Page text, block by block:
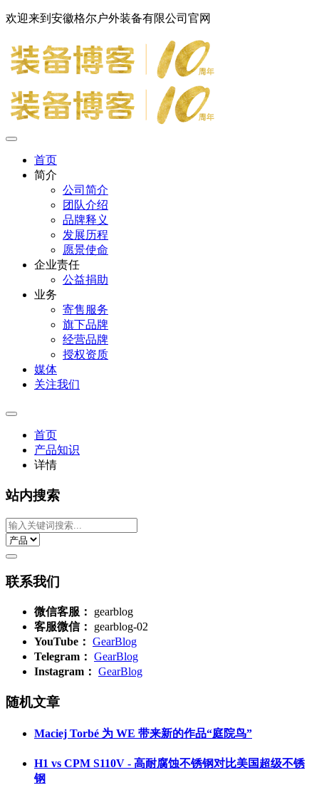
欢迎来到安徽格尔户外装备有限公司官网
首页
简介
公司简介
团队介绍
品牌释义
发展历程
愿景使命
企业责任
公益捐助
业务
寄售服务
旗下品牌
经营品牌
授权资质
媒体
关注我们
首页
产品知识
详情
站内搜索
联系我们
微信客服：
gearblog
客服微信：
gearblog-02
YouTube： GearBlog
Telegram： GearBlog
Instagram： GearBlog
随机文章
Maciej Torbé 为 WE 带来新的作品“庭院鸟”
H1 vs CPM S110V - 高耐腐蚀不锈钢对比美国超级不锈
钢